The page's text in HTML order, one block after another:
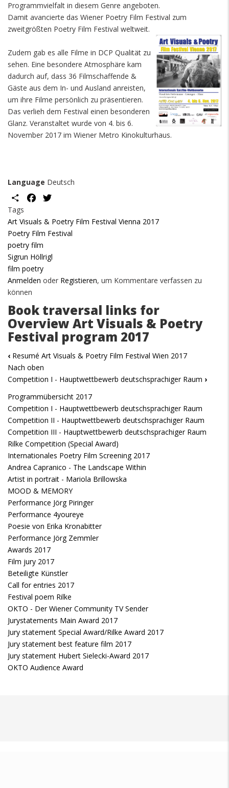
Programmvielfalt in diesem Genre angeboten.
Damit avancierte das Wiener Poetry Film Festival zum
zweitgrößten Poetry Film Festival weltweit.
Zudem gab es alle Filme in DCP Qualität zu
sehen. Eine besondere Atmosphäre kam
dadurch auf, dass 36 Filmschaffende &
Gäste aus dem In- und Ausland anreisten,
um ihre Filme persönlich zu präsentieren.
Das verlieh dem Festival einen besonderen
Glanz. Veranstaltet wurde von 4. bis 6.
November 2017 im Wiener Metro Kinokulturhaus.
Language Deutsch
ShareFacebook
Tags
Art Visuals & Poetry Film Festival Vienna 2017
Poetry Film Festival
poetry film
Sigrun Höllrigl
film poetry
Anmelden oder Registieren, um Kommentare verfassen zu
können
Book traversal links for
Overview Art Visuals & Poetry
Festival program 2017
‹ Resumé Art Visuals & Poetry Film Festival Wien 2017
Nach oben
Competition I - Hauptwettbewerb deutschsprachiger Raum ›
Programmübersicht 2017
Competition I - Hauptwettbewerb deutschsprachiger Raum
Competition II - Hauptwettbewerb deutschsprachiger Raum
Competition III - Hauptwettbewerb deutschsprachiger Raum
Rilke Competition (Special Award)
Internationales Poetry Film Screening 2017
Andrea Capranico - The Landscape Within
Artist in portrait - Mariola Brillowska
MOOD & MEMORY
Performance Jörg Piringer
Performance 4youreye
Poesie von Erika Kronabitter
Performance Jörg Zemmler
Awards 2017
Film jury 2017
Beteiligte Künstler
Call for entries 2017
Festival poem Rilke
OKTO - Der Wiener Community TV Sender
Jurystatements Main Award 2017
Jury statement Special Award/Rilke Award 2017
Jury statement best feature film 2017
Jury statement Hubert Sielecki-Award 2017
OKTO Audience Award